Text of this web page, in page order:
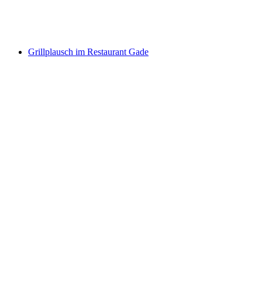
Grillplausch im Restaurant Gade